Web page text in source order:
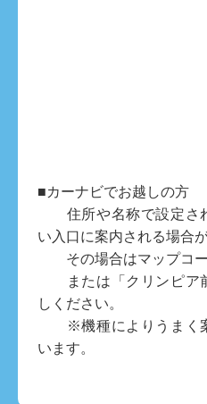
■カーナビでお越しの方
住所や名称で設定さ
い入口に案内される場合
その場合はマップコ
または「クリンピア
しください。
※機種によりうまく案
います。